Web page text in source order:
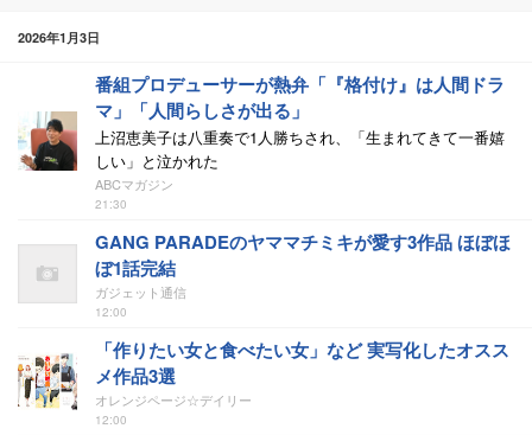
2026年1月3日
番組プロデューサーが熱弁「『格付け』は人間ドラ
マ」「人間らしさが出る」
上沼恵美子は八重奏で1人勝ちされ、「生まれてきて一番嬉
しい」と泣かれた
ABCマガジン
21:30
GANG PARADEのヤママチミキが愛す3作品 ほぼほ
ぼ1話完結
ガジェット通信
12:00
「作りたい女と食べたい女」など 実写化したオスス
メ作品3選
オレンジページ☆デイリー
12:00